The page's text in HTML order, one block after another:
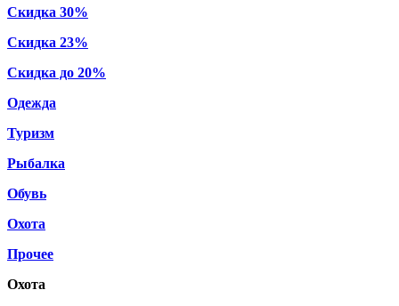
Скидка 30%
Скидка 23%
Скидка до 20%
Одежда
Туризм
Рыбалка
Обувь
Охота
Прочее
Охота